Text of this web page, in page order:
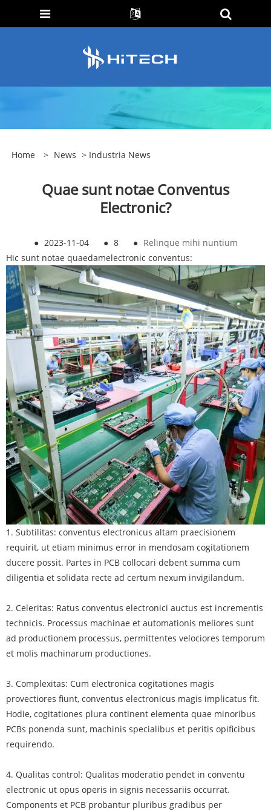
Home > News > Industria News
Quae sunt notae Conventus
Electronic?
● 2023-11-04 ● 8 ● Relinque mihi nuntium
Hic sunt notae quaedamelectronic conventus:
1. Subtilitas: conventus electronicus altam praecisionem
requirit, ut etiam minimus error in mendosam cogitationem
ducere possit. Partes in PCB collocari debent summa cum
diligentia et solidata recte ad certum nexum invigilandum.
2. Celeritas: Ratus conventus electronici auctus est incrementis
technicis. Processus machinae et automationis meliores sunt
ad productionem processus, permittentes velociores temporum
et molis machinarum productiones.
3. Complexitas: Cum electronica cogitationes magis
provectiores fiunt, conventus electronicus magis implicatus fit.
Hodie, cogitationes plura continent elementa quae minoribus
PCBs ponenda sunt, machinis specialibus et peritis opificibus
requirendo.
4. Qualitas control: Qualitas moderatio pendet in conventu
electronic ut opus operis in signis necessariis occurrat.
Components et PCB probantur pluribus gradibus per